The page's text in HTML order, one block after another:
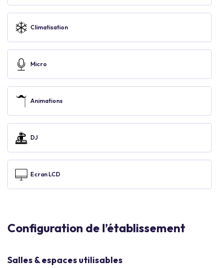
Climatisation
Micro
Animations
DJ
Ecran LCD
Configuration de l’établissement
Salles & espaces utilisables